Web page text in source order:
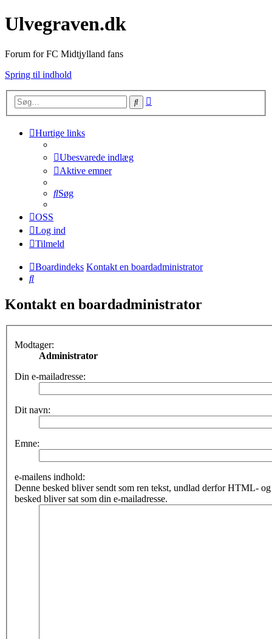
Ulvegraven.dk
Forum for FC Midtjylland fans
Spring til indhold
Søg
Hurtige links
Ubesvarede indlæg
Aktive emner
Søg
OSS
Log ind
Tilmeld
Boardindeks Kontakt en boardadministrator
Søg
Kontakt en boardadministrator
Modtager:
Administrator
Din e-mailadresse:
Dit navn:
Emne:
e-mailens indhold:
Denne besked bliver sendt som ren tekst, undlad derfor HTML-
besked bliver sat som din e-mailadresse.